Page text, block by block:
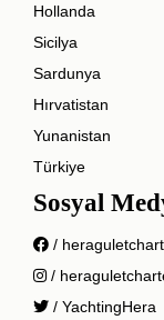
Hollanda
Sicilya
Sardunya
Hırvatistan
Yunanistan
Türkiye
Sosyal
/
/
/ YachtingHera